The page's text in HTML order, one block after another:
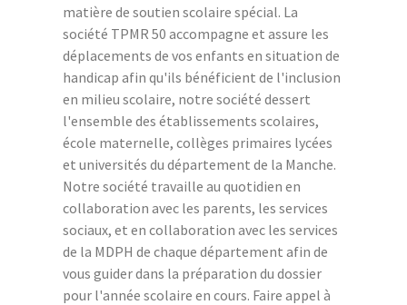
matière de soutien scolaire spécial. La
société TPMR 50 accompagne et assure les
déplacements de vos enfants en situation de
handicap afin qu'ils bénéficient de l'inclusion
en milieu scolaire, notre société dessert
l'ensemble des établissements scolaires,
école maternelle, collèges primaires lycées
et universités du département de la Manche.
Notre société travaille au quotidien en
collaboration avec les parents, les services
sociaux, et en collaboration avec les services
de la MDPH de chaque département afin de
vous guider dans la préparation du dossier
pour l'année scolaire en cours. Faire appel à